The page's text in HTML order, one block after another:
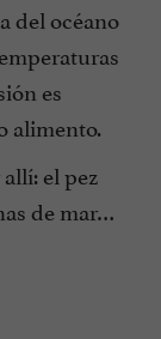
del océano
es
alimento.
el pez
de mar…